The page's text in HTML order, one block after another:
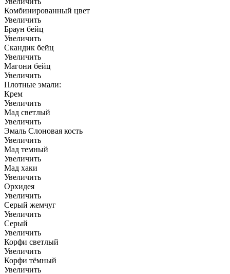
Комбинированный цвет
Увеличить
Браун бейц
Увеличить
Скандик бейц
Увеличить
Магони бейц
Увеличить
Плотные эмали:
Крем
Увеличить
Мад светлый
Увеличить
Эмаль Слоновая кость
Увеличить
Мад темный
Увеличить
Мад хаки
Увеличить
Орхидея
Увеличить
Серый жемчуг
Увеличить
Серый
Увеличить
Корфи светлый
Увеличить
Корфи тёмный
Увеличить